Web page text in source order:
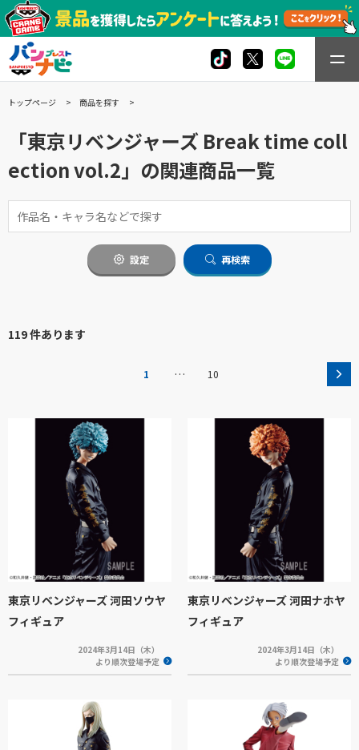
トップページ 商品を探す
「東京リベンジャーズ Break time coll
ection vol.2」の関連商品一覧
設定 再検索
119 件あります
1 … 10
東京リベンジャーズ 河田ソウヤ
フィギュア
2024年3月14日（木）
より順次登場予定
東京リベンジャーズ 河田ナホヤ
フィギュア
2024年3月14日（木）
より順次登場予定